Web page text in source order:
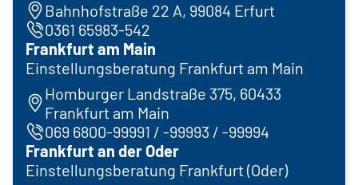
Bahnhofstraße 22 A, 99084 Erfurt
0361 65983-542
Frankfurt am Main
Einstellungsberatung Frankfurt am Main
Homburger Landstraße 375, 60433
Frankfurt am Main
069 6800-99991 / -99993 / -99994
Frankfurt an der Oder
Einstellungsberatung Frankfurt (Oder)